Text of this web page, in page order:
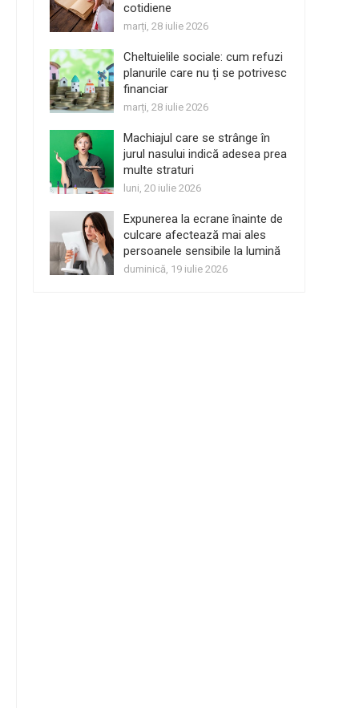
cotidiene
marți, 28 iulie 2026
Cheltuielile sociale: cum refuzi
planurile care nu ți se potrivesc
financiar
marți, 28 iulie 2026
Machiajul care se strânge în
jurul nasului indică adesea prea
multe straturi
luni, 20 iulie 2026
Expunerea la ecrane înainte de
culcare afectează mai ales
persoanele sensibile la lumină
duminică, 19 iulie 2026